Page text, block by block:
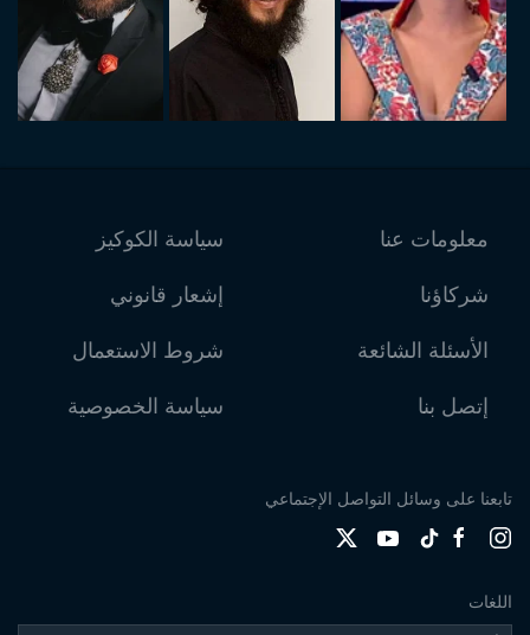
معلومات عنا
شركاؤنا
الأسئلة الشائعة
إتصل بنا
سياسة الكوكيز
إشعار قانوني
شروط الاستعمال
سياسة الخصوصية
تابعنا على وسائل التواصل الإجتماعي
اللغات